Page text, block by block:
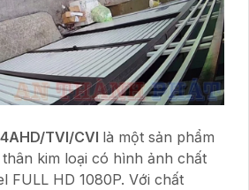
TVI/CVI là một sản phẩm
kim loại có hình ảnh chất
FULL HD 1080P. Với chất